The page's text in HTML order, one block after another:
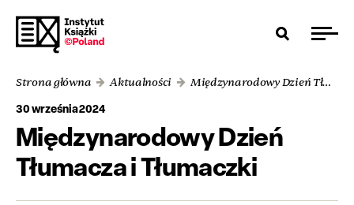
Strona główna Aktualności Międzynarodowy Dzień Tłumacza i Tłumaczki
30 września 2024
Międzynarodowy Dzień
Tłumacza i Tłumaczki